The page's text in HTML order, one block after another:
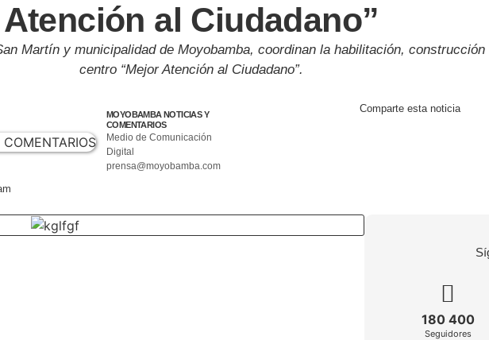
Atención al Ciudadano”
Martín y municipalidad de Moyobamba, coordinan la habilitación,
centro “Mejor Atención al Ciudadano”.
MOYOBAMBA NOTICIAS Y
COMENTARIOS
Medio de Comunicación
Digital
prensa@moyobamba.com
Comparte esta noticia
180 400
Seguidores